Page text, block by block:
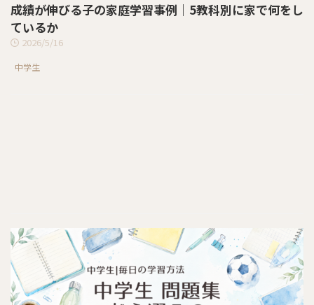
成績が伸びる子の家庭学習事例｜5教科別に家で何をし
ているか
2026/5/16
中学生